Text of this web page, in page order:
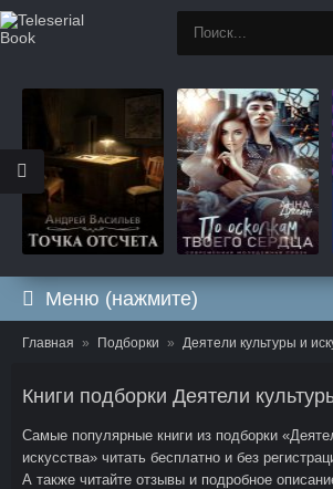
Меню (нажмите)
Главная Подборки Деятели культуры и
Книги подборки Деятели
Самые популярные книги из подборки
искусства» читать бесплатно и без
А также читайте отзывы и подробное